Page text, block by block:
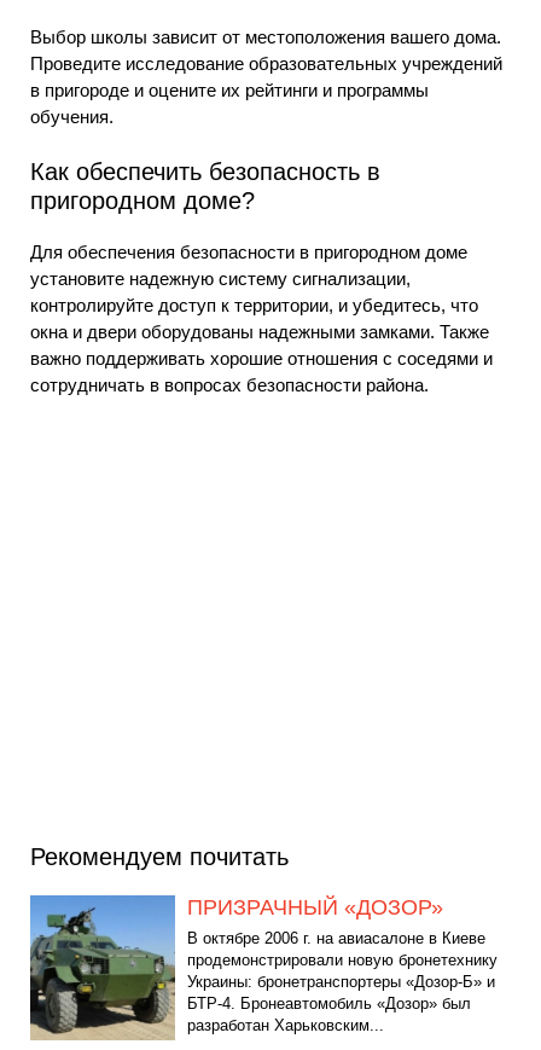
Выбор школы зависит от местоположения вашего дома.
Проведите исследование образовательных учреждений
в пригороде и оцените их рейтинги и программы
обучения.
Как обеспечить безопасность в
пригородном доме?
Для обеспечения безопасности в пригородном доме
установите надежную систему сигнализации,
контролируйте доступ к территории, и убедитесь, что
окна и двери оборудованы надежными замками. Также
важно поддерживать хорошие отношения с соседями и
сотрудничать в вопросах безопасности района.
Рекомендуем почитать
ПРИЗРАЧНЫЙ «ДОЗОР»
В октябре 2006 г. на авиасалоне в Киеве
продемонстрировали новую бронетехнику
Украины: бронетранспортеры «Дозор-Б» и
БТР-4. Бронеавтомобиль «Дозор» был
разработан Харьковским...